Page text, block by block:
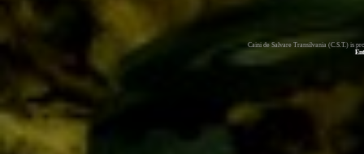
Caini de Salvare Transilvania (C.S.T.) is